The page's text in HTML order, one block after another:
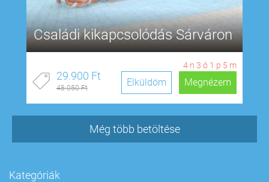
Családi kikapcsolódás Sárváron
4 n 3 ó 1 p 4 m
29.900 Ft
48.050 Ft Megnézem
Elküldöm
Még több betöltése
Kategóriák